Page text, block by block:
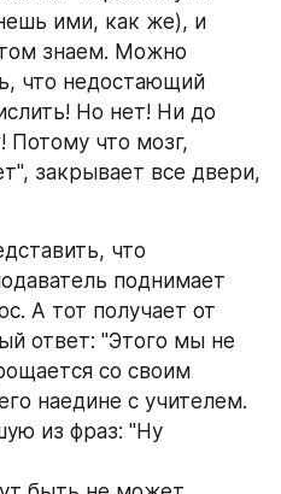
ими, как же), и
знаем. Можно
что недостающий
Но нет! Ни до
Потому что мозг,
закрывает все двери,
что
поднимает
А тот получает от
ответ: "Этого мы не
со своим
наедине с учителем.
из фраз: "Ну